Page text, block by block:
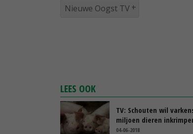
Nieuwe Oogst TV
LEES OOK
TV: Schouten wil
miljoen dieren
04-06-2018